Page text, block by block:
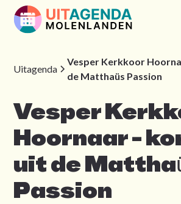
Uitagenda
Vesper Kerkkoor
de Matthaüs Passion
Vesper
Hoornaar -
uit de
Passion